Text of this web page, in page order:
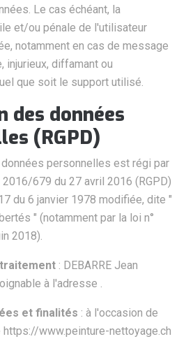
Le cas échéant, la
et/ou pénale de l'utilisateur
notamment en cas de message
injurieux, diffamant ou
que soit le support utilisé.
des données
(RGPD)
personnelles est régi par
2016/679 du 27 avril 2016 (RGPD)
du 6 janvier 1978 modifiée, dite "
" (notamment par la loi n°
2018).
: DEBARRE Jean
à l'adresse .
et finalités : à l'occasion de
www.peinture-nettoyage.ch